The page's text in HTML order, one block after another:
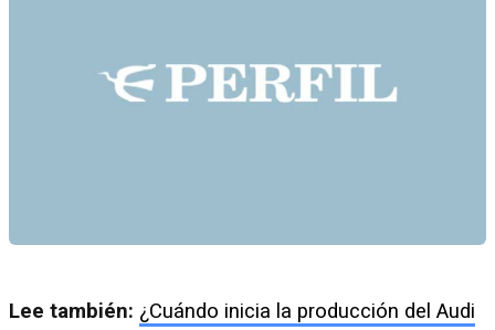
Lee también: ¿Cuándo inicia la producción del Audi